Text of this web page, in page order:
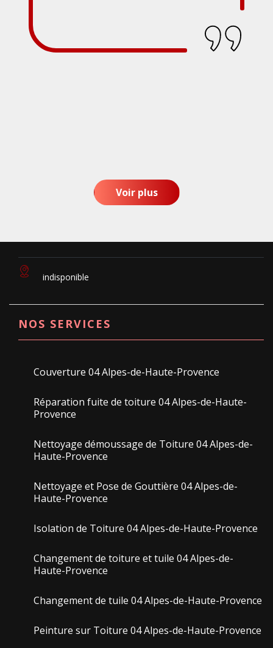
Voir plus
indisponible
NOS SERVICES
Couverture 04 Alpes-de-Haute-Provence
Réparation fuite de toiture 04 Alpes-de-Haute-
Provence
Nettoyage démoussage de Toiture 04 Alpes-de-
Haute-Provence
Nettoyage et Pose de Gouttière 04 Alpes-de-
Haute-Provence
Isolation de Toiture 04 Alpes-de-Haute-Provence
Changement de toiture et tuile 04 Alpes-de-
Haute-Provence
Changement de tuile 04 Alpes-de-Haute-Provence
Peinture sur Toiture 04 Alpes-de-Haute-Provence